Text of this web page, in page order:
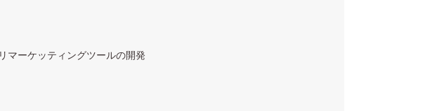
マーケッティングツールの開発